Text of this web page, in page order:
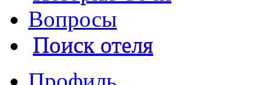
Вопросы
Поиск отеля